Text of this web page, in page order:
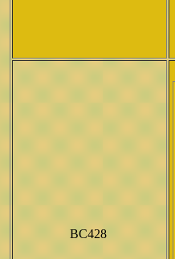
BC428